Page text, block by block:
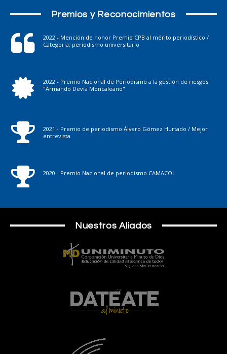
Premios y Reconocimientos
2022 - Mención de honor Premio CPB al mérito periodístico /
Categoría: periodismo universitario
2022 - Premio Nacional de Periodismo a la gestión de riesgos
"Armando Devia Moncaleano"
2021 - Premio de periodismo Álvaro Gómez Hurtado / Mejor
entrevista
2020 - Premio Nacional de periodismo CAMACOL
Nuestros Aliados